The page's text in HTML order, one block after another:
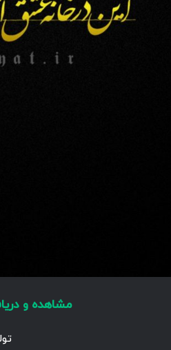
مشاهده و